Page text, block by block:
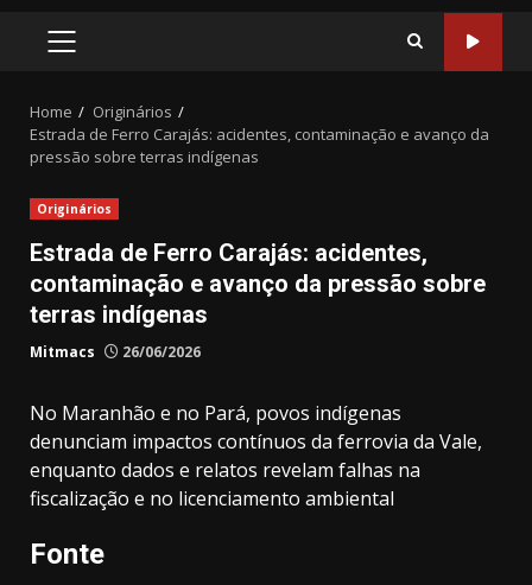
PRIMARY
Home
Originários
Estrada de Ferro Carajás: acidentes, contaminação e avanço da
pressão sobre terras indígenas
Originários
Estrada de Ferro Carajás: acidentes,
contaminação e avanço da pressão sobre
terras indígenas
Mitmacs 26/06/2026
No Maranhão e no Pará, povos indígenas
denunciam impactos contínuos da ferrovia da Vale,
enquanto dados e relatos revelam falhas na
fiscalização e no licenciamento ambiental
Fonte